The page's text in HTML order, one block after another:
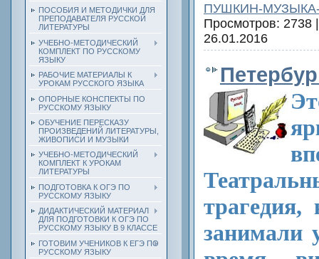
ПОСОБИЯ И МЕТОДИЧКИ ДЛЯ
ПРЕПОДАВАТЕЛЯ РУССКОЙ
ЛИТЕРАТУРЫ
УЧЕБНО-МЕТОДИЧЕСКИЙ
КОМПЛЕКТ ПО РУССКОМУ
ЯЗЫКУ
РАБОЧИЕ МАТЕРИАЛЫ К
УРОКАМ РУССКОГО ЯЗЫКА
ОПОРНЫЕ КОНСПЕКТЫ ПО
РУССКОМУ ЯЗЫКУ
ОБУЧЕНИЕ ПЕРЕСКАЗУ
ПРОИЗВЕДЕНИЙ ЛИТЕРАТУРЫ,
ЖИВОПИСИ И МУЗЫКИ
УЧЕБНО-МЕТОДИЧЕСКИЙ
КОМПЛЕКТ К УРОКАМ
ЛИТЕРАТУРЫ
ПОДГОТОВКА К ОГЭ ПО
РУССКОМУ ЯЗЫКУ
ДИДАКТИЧЕСКИЙ МАТЕРИАЛ
ДЛЯ ПОДГОТОВКИ К ОГЭ ПО
РУССКОМУ ЯЗЫКУ В 9 КЛАССЕ
ГОТОВИМ УЧЕНИКОВ К ЕГЭ ПО
РУССКОМУ ЯЗЫКУ
ПУШКИН-
Просмотров:
26.01.2016
трагедия,
занимали